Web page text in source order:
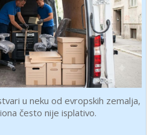
u neku od evropskih zemalja,
često nije isplativo.